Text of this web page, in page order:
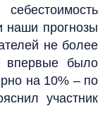
наши прогнозы
не более
было
на 10% – по
участник